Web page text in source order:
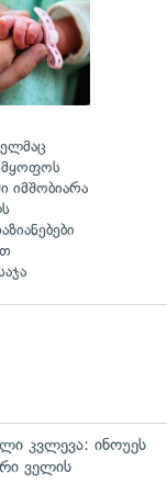
იმშობიარა
კვლევა: ინოუეს
ველის